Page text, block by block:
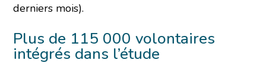
derniers mois).
Plus de 115 000 volontaires
intégrés dans l’étude